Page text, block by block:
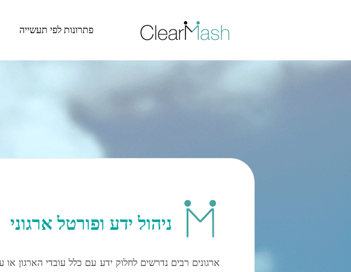
פתרונות לפי תעשייה
ניהול ידע ופורטל ארגוני
ארגונים רבים נדרשים לחלוק ידע עם כלל עובדי הארגון